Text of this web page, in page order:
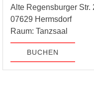
Alte Regensburger Str.
07629 Hermsdorf
Raum: Tanzsaal
BUCHEN